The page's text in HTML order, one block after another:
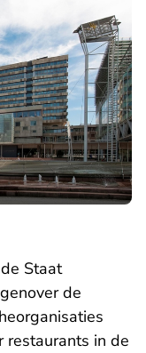
Staat
de
restaurants in de